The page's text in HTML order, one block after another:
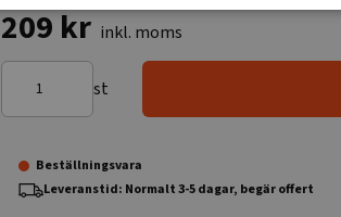
209 kr inkl. moms
st
Beställningsvara
Leveranstid: Normalt 3-5 dagar, begär offert